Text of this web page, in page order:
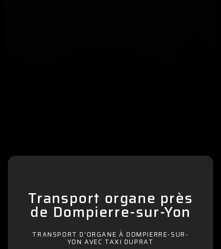
Transport organe près
de Dompierre-sur-Yon
TRANSPORT D'ORGANE À DOMPIERRE-SUR-
YON AVEC TAXI DUPRAT